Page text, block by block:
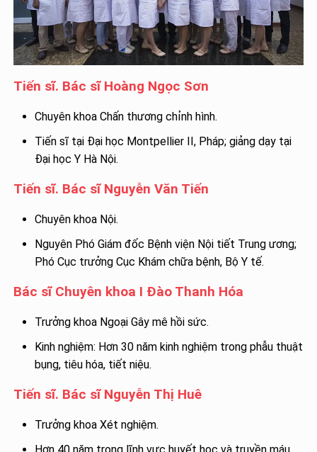
Tiến sĩ. Bác sĩ Hoàng Ngọc Sơn
Chuyên khoa Chấn thương chỉnh hình.
Tiến sĩ tại Đại học Montpellier II, Pháp; giảng dạy tại
Đại học Y Hà Nội.
Tiến sĩ. Bác sĩ Nguyễn Văn Tiến
Chuyên khoa Nội.
Nguyên Phó Giám đốc Bệnh viện Nội tiết Trung ương;
Phó Cục trưởng Cục Khám chữa bệnh, Bộ Y tế.
Bác sĩ Chuyên khoa I Đào Thanh Hóa
Trưởng khoa Ngoại Gây mê hồi sức.
Kinh nghiệm: Hơn 30 năm kinh nghiệm trong phẫu thuật
bụng, tiêu hóa, tiết niệu.
Tiến sĩ. Bác sĩ Nguyễn Thị Huê
Trưởng khoa Xét nghiệm.